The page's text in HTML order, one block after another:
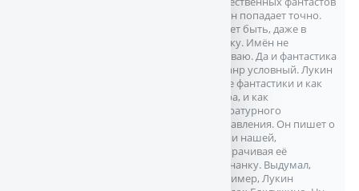
Лукин попадает точно.
Может быть, даже в
тройку. Имён не
называю. Да и фантастика
— жанр условный. Лукин
шире фантастики и как
жанра, и как
литературного
направления. Он пишет о
жизни нашей,
выворачивая её
наизнанку. Выдумал,
например, Лукин